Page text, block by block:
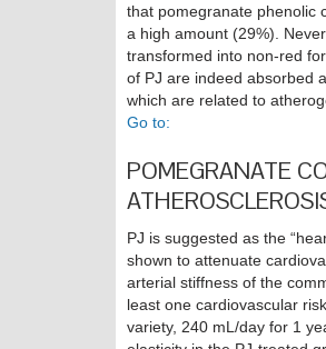
that pomegranate phenolic
a high amount (29%).
transformed into non-red
of PJ are indeed absorbed
which are related to
Go to:
POMEGRANATE
PJ is suggested as the
shown to attenuate
arterial stiffness of the
least one cardiovascular
variety, 240 mL/day for 1